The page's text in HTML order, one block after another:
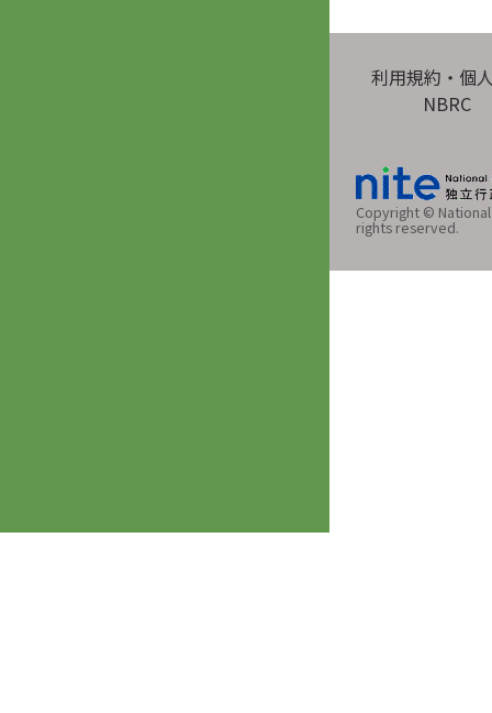
利用規約・個
NBRC
Copyright ©
rights reserved.